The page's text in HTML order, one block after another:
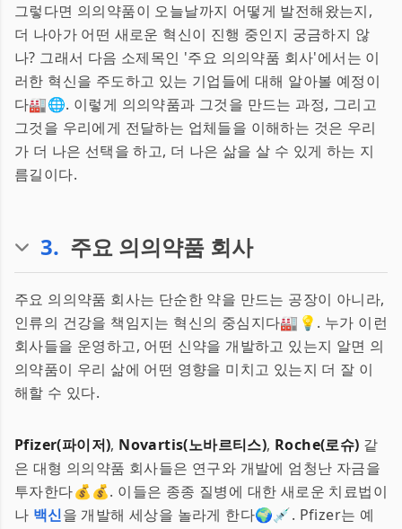
그렇다면 의의약품이 오늘날까지 어떻게 발전해왔는지,
더 나아가 어떤 새로운 혁신이 진행 중인지 궁금하지 않
나? 그래서 다음 소제목인 '주요 의의약품 회사'에서는 이
러한 혁신을 주도하고 있는 기업들에 대해 알아볼 예정이
다🏭🌐. 이렇게 의의약품과 그것을 만드는 과정, 그리고
그것을 우리에게 전달하는 업체들을 이해하는 것은 우리
가 더 나은 선택을 하고, 더 나은 삶을 살 수 있게 하는 지
름길이다.
3. 주요 의의약품 회사
주요 의의약품 회사는 단순한 약을 만드는 공장이 아니라,
인류의 건강을 책임지는 혁신의 중심지다🏭💡. 누가 이런
회사들을 운영하고, 어떤 신약을 개발하고 있는지 알면 의
의약품이 우리 삶에 어떤 영향을 미치고 있는지 더 잘 이
해할 수 있다.
Pfizer(파이저), Novartis(노바르티스), Roche(로슈) 같
은 대형 의의약품 회사들은 연구와 개발에 엄청난 자금을
투자한다💰💰. 이들은 종종 질병에 대한 새로운 치료법이
나 백신을 개발해 세상을 놀라게 한다🌍💉. Pfizer는 예